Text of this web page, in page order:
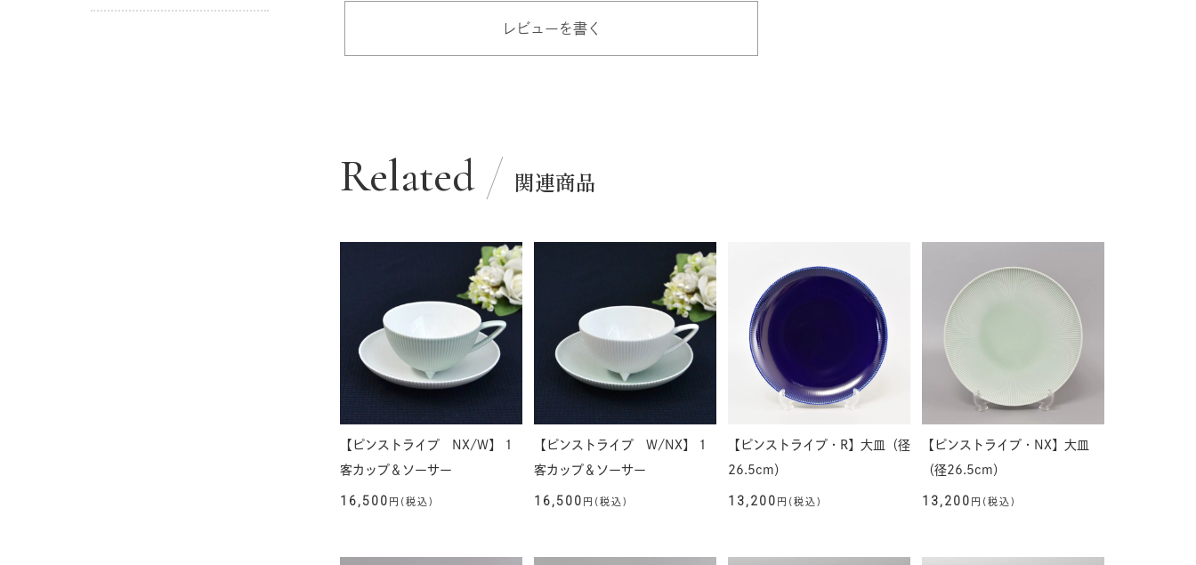
レビューを書く
Related 関連商品
【ピンストライプ NX/W】 1
客カップ＆ソーサー
16,500 円(税込)
【ピンストライプ W/NX】 1
客カップ＆ソーサー
16,500 円(税込)
【ピンストライプ・R】大皿（径
26.5cm）
13,200 円(税込)
【ピンストライプ・NX】大皿
（径26.5cm）
13,200 円(税込)